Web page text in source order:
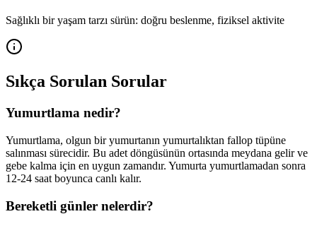
Sağlıklı bir yaşam tarzı sürün: doğru beslenme, fiziksel aktivite
Sıkça Sorulan Sorular
Yumurtlama nedir?
Yumurtlama, olgun bir yumurtanın yumurtalıktan fallop tüpüne
salınması sürecidir. Bu adet döngüsünün ortasında meydana gelir ve
gebe kalma için en uygun zamandır. Yumurta yumurtlamadan sonra
12-24 saat boyunca canlı kalır.
Bereketli günler nelerdir?